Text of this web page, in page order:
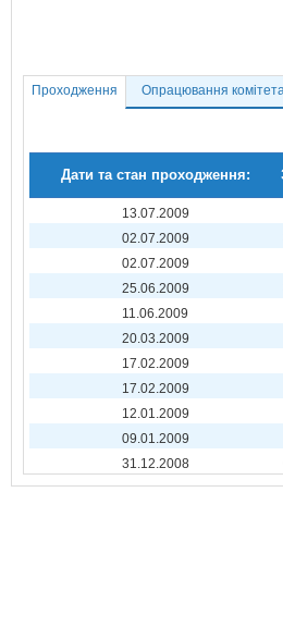
Проходження Опрацювання
Дати та стан проходження:
13.07.2009
02.07.2009
02.07.2009
25.06.2009
11.06.2009
20.03.2009
17.02.2009
17.02.2009
12.01.2009
09.01.2009
31.12.2008